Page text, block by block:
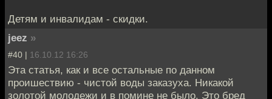
Детям и инвалидам - скидки.
jeez »
#40 | 16.10.12 16:26
Эта статья, как и все остальные по данном
проишествию - чистой воды заказуха. Никакой
золотой молодежи и в помине не было. Это бред